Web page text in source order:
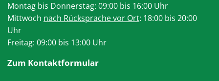
Montag bis Donnerstag: 09:00 bis 16:00 Uhr
Mittwoch nach Rücksprache vor Ort: 18:00 bis 20:00
Uhr
Freitag: 09:00 bis 13:00 Uhr
Zum Kontaktformular